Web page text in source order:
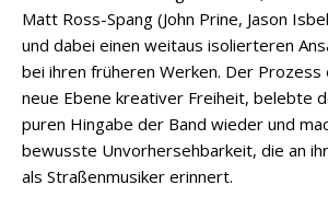
Matt Ross-Spang (John Prine, Jason
und dabei einen weitaus isolierteren
bei ihren früheren Werken. Der
neue Ebene kreativer Freiheit, belebte
puren Hingabe der Band wieder und
bewusste Unvorhersehbarkeit, die an
als Straßenmusiker erinnert.